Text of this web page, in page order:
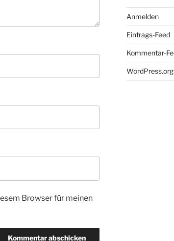
Browser für meinen
Anmelden
Eintrags-Feed
Kommentar-
WordPress.org